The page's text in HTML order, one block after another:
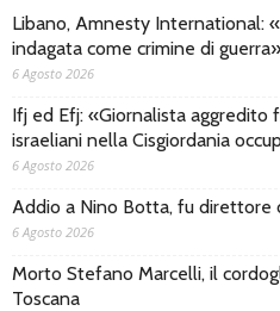
Libano, Amnesty International:
indagata come crimine di guerra»
6 Agosto 2026
Ifj ed Efj: «Giornalista aggredito
israeliani nella Cisgiordania
6 Agosto 2026
Addio a Nino Botta, fu direttore
6 Agosto 2026
Morto Stefano Marcelli, il
Toscana